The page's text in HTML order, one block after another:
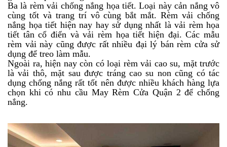
Ba là rèm vải chống nắng họa tiết. Loại này cản nắng vô
cùng tốt và trang trí vô cùng bắt mắt. Rèm vải chống
nắng họa tiết hiện nay hay sử dụng nhất là vải rèm họa
tiết tân cổ điển và vải rèm họa tiết hiện đại. Các mẫu
rèm vải này cũng được rất nhiều đại lý bán rèm cửa sử
dụng để treo làm mẫu.
Ngoài ra, hiện nay còn có loại rèm vải cao su, mặt trước
là vải thô, mặt sau được tráng cao su non cũng có tác
dụng chống nắng rất tốt nên được nhiều khách hàng lựa
chọn khi có nhu cầu May Rèm Cửa Quận 2 để chống
nắng.